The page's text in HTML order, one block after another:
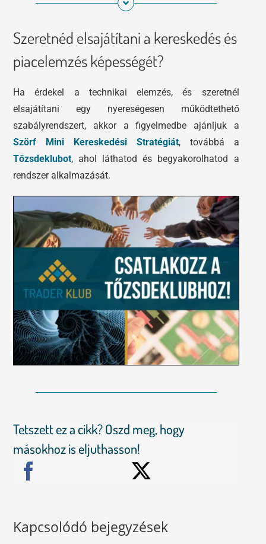
Szeretnéd elsajátítani a kereskedés és
piacelemzés képességét?
Ha érdekel a technikai elemzés, és szeretnél
elsajátítani egy nyereségesen működtethető
szabályrendszert, akkor a figyelmedbe ajánljuk a
Szörf Mini Kereskedési Stratégiát, továbbá a
Tőzsdeklubot, ahol láthatod és begyakorolhatod a
rendszer alkalmazását.
Tetszett ez a cikk? Oszd meg, hogy
másokhoz is eljuthasson!
Kapcsolódó bejegyzések